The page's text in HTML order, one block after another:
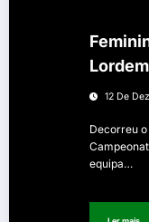
12 De
Decorreu
equipa…